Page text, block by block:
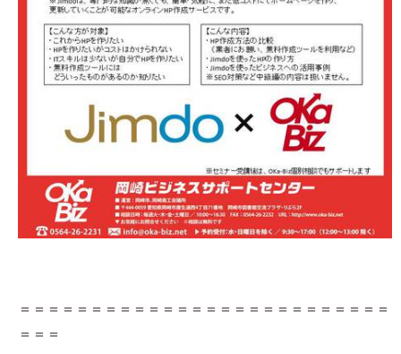
＝＝＝＝＝＝＝＝＝＝＝＝＝＝＝＝＝＝＝＝＝＝＝＝＝＝
＝＝＝